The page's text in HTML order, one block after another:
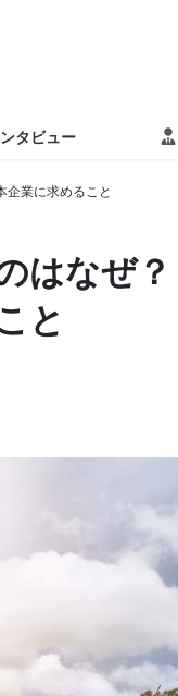
タビュー
企業に求めること
はなぜ？
と